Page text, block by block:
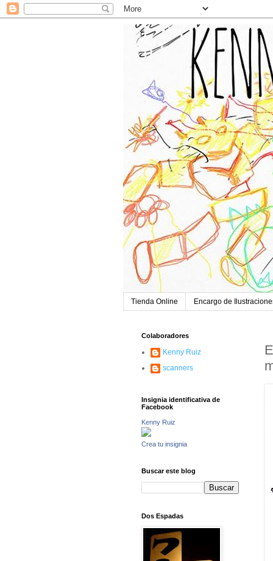
Tienda Online Encargo de
Colaboradores
Kenny Ruiz
scanners
Insignia identificativa de
Facebook
Kenny Ruiz
Crea tu insignia
Buscar este blog
Dos Espadas